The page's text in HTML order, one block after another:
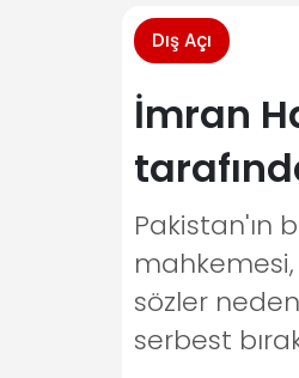
Dış Açı
İmran
Pakistan'ın
mahkemesi,
sözler
serbest